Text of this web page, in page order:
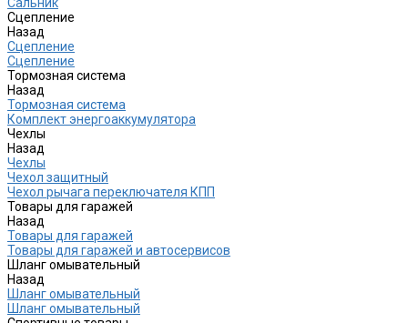
Сцепление
Назад
Сцепление
Сцепление
Тормозная система
Назад
Тормозная система
Комплект энергоаккумулятора
Чехлы
Назад
Чехлы
Чехол защитный
Чехол рычага переключателя КПП
Товары для гаражей
Назад
Товары для гаражей
Товары для гаражей и автосервисов
Шланг омывательный
Назад
Шланг омывательный
Шланг омывательный